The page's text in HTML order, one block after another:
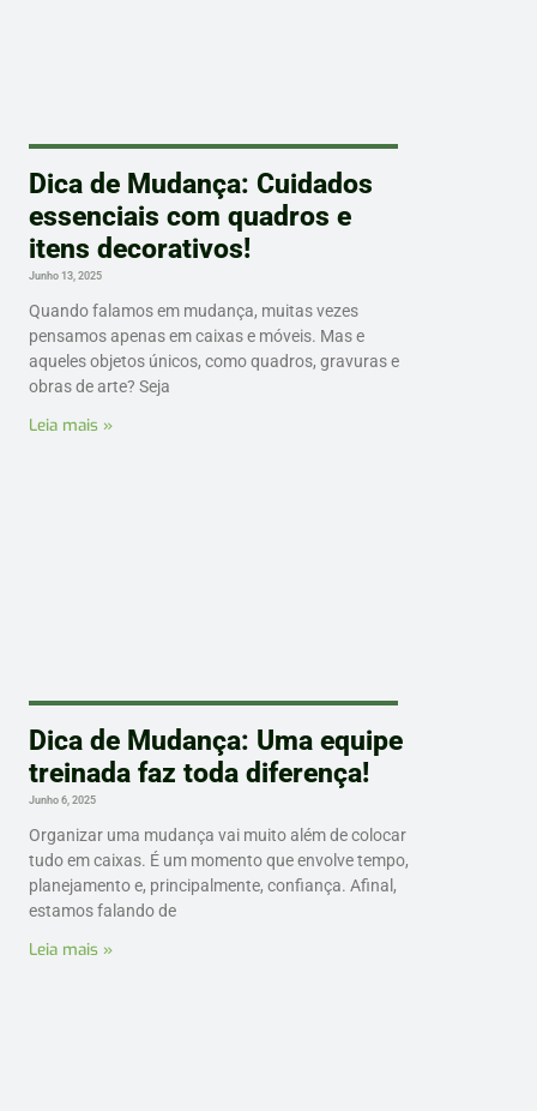
Dica de Mudança: Cuidados
essenciais com quadros e
itens decorativos!
Junho 13, 2025
Quando falamos em mudança, muitas vezes
pensamos apenas em caixas e móveis. Mas e
aqueles objetos únicos, como quadros, gravuras e
obras de arte? Seja
Leia mais »
Dica de Mudança: Uma equipe
treinada faz toda diferença!
Junho 6, 2025
Organizar uma mudança vai muito além de colocar
tudo em caixas. É um momento que envolve tempo,
planejamento e, principalmente, confiança. Afinal,
estamos falando de
Leia mais »